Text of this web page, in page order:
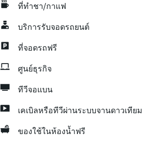
ที่ทำชา/กาแฟ
บริการรับจอดรถยนต์
ที่จอดรถฟรี
ศูนย์ธุรกิจ
ทีวีจอแบน
เคเบิลหรือทีวีผ่านระบบจานดาวเทียม
ของใช้ในห้องน้ำฟรี